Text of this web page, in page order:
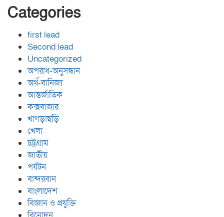
Categories
first lead
Second lead
Uncategorized
অপরাধ-অনুসন্ধান
অর্থ-বানিজ্য
আন্তর্জাতিক
কক্সবাজার
খাগড়াছড়ি
খেলা
চট্রগ্রাম
জাতীয়
পর্যটন
বান্দরবান
বাংলাদেশ
বিজ্ঞান ও প্রযুক্তি